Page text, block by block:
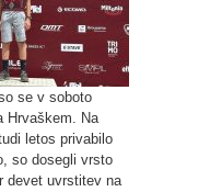
se v soboto
Hrvaškem. Na
letos privabilo
so dosegli vrsto
devet uvrstitev na